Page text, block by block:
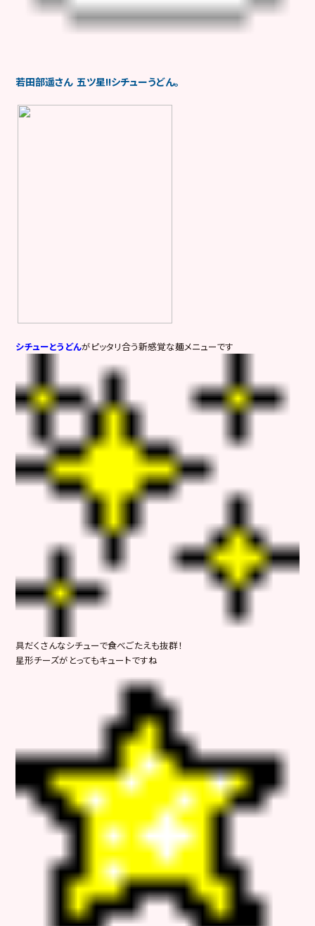
若田部遥さん 五ツ星!!シチューうどん。
シチューとうどんがピッタリ合う新感覚な麺メニューです
具だくさんなシチューで食べごたえも抜群！
星形チーズがとってもキュートですね